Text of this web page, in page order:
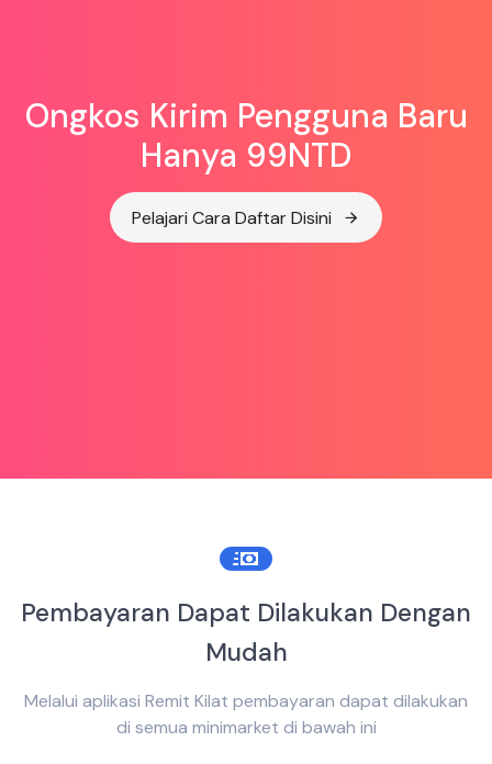
Ongkos Kirim Pengguna Baru
Hanya 99NTD
Pelajari Cara Daftar Disini
Pembayaran Dapat Dilakukan Dengan
Mudah
Melalui aplikasi Remit Kilat pembayaran dapat dilakukan
di semua minimarket di bawah ini